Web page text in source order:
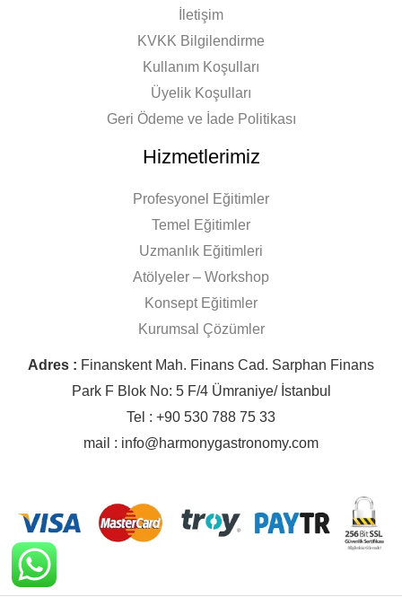
İletişim
KVKK Bilgilendirme
Kullanım Koşulları
Üyelik Koşulları
Geri Ödeme ve İade Politikası
Hizmetlerimiz
Profesyonel Eğitimler
Temel Eğitimler
Uzmanlık Eğitimleri
Atölyeler – Workshop
Konsept Eğitimler
Kurumsal Çözümler
Adres : Finanskent Mah. Finans Cad. Sarphan Finans
Park F Blok No: 5 F/4 Ümraniye/ İstanbul
Tel : +90 530 788 75 33
mail : info@harmonygastronomy.com